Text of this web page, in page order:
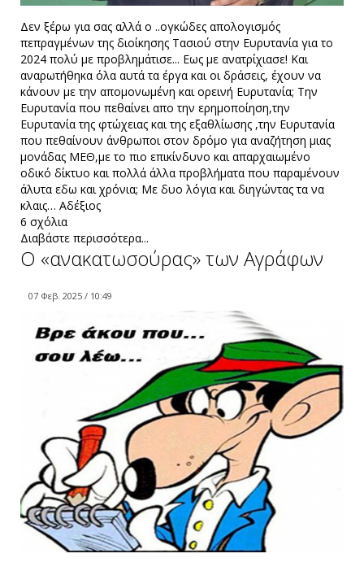
Δεν ξέρω για σας αλλά ο ..ογκώδες απολογισμός
πεπραγμένων της διοίκησης Τασιού στην Ευρυτανία για το
2024 πολύ με προβλημάτισε... Εως με ανατρίχιασε! Και
αναρωτήθηκα όλα αυτά τα έργα και οι δράσεις, έχουν να
κάνουν με την απομονωμένη και ορεινή Ευρυτανία; Την
Ευρυτανία που πεθαίνει απο την ερημοποίηση,την
Ευρυτανία της φτώχειας και της εξαθλίωσης ,την Ευρυτανία
που πεθαίνουν άνθρωποι στον δρόμο για αναζήτηση μιας
μονάδας ΜΕΘ,με το πιο επικίνδυνο και απαρχαιωμένο
οδικό δίκτυο και πολλά άλλα προβλήματα που παραμένουν
άλυτα εδω και χρόνια; Με δυο λόγια και διηγώντας τα να
κλαις… Aδέξιος
6 σχόλια
Διαβάστε περισσότερα...
Ο «ανακατωσούρας» των Αγράφων
07 Φεβ. 2025 / 10:49